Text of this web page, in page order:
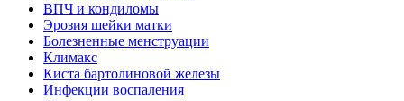
ВПЧ и кондиломы
Эрозия шейки матки
Болезненные менструации
Климакс
Киста бартолиновой железы
Инфекции воспаления